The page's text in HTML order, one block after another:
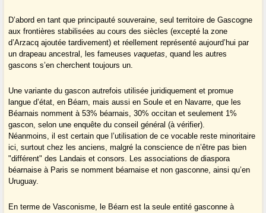
D’abord en tant que principauté souveraine, seul territoire de Gascogne
aux frontières stabilisées au cours des siècles (excepté la zone
d’Arzacq ajoutée tardivement) et réellement représenté aujourd’hui par
un drapeau ancestral, les fameusesvaquetas, quand les autres
gascons s’en cherchent toujours un.
Une variante du gascon autrefois utilisée juridiquement et promue
langue d’état, en Béarn, mais aussi en Soule et en Navarre, que les
Béarnais nomment à 53% béarnais, 30% occitan et seulement 1%
gascon, selon une enquête du conseil général (à vérifier).
Néanmoins, il est certain que l’utilisation de ce vocable reste minoritaire
ici, surtout chez les anciens, malgré la conscience de n’être pas bien
"différent" des Landais et consors. Les associations de diaspora
béarnaise à Paris se nomment béarnaise et non gasconne, ainsi qu’en
Uruguay.
En terme de Vasconisme, le Béarn est la seule entité gasconne à